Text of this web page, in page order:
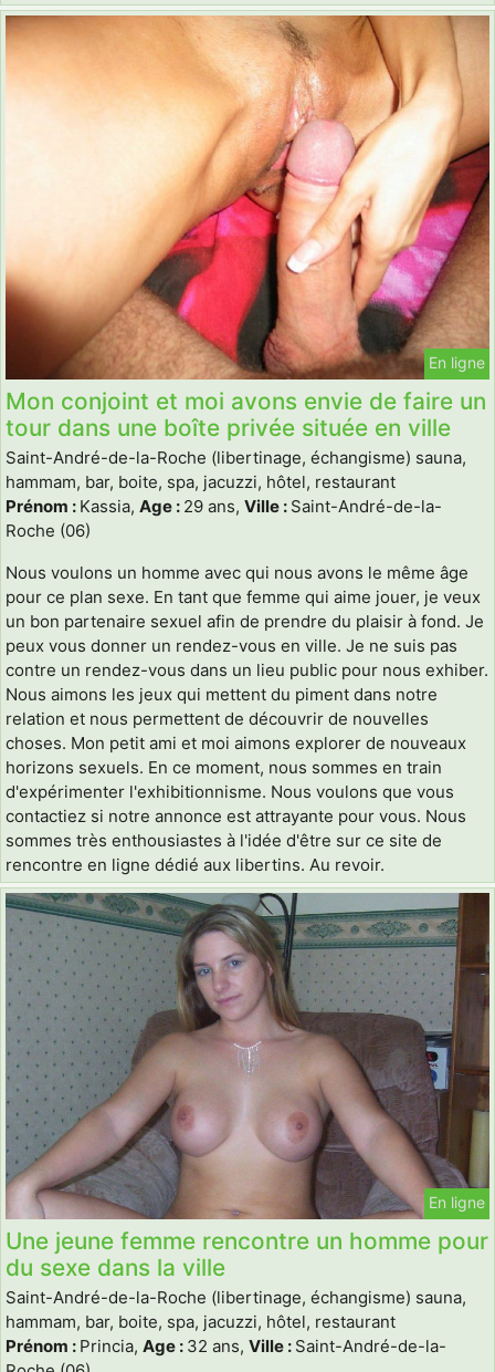
En ligne
Mon conjoint et moi avons envie de faire un
tour dans une boîte privée située en ville
Saint-André-de-la-Roche (libertinage, échangisme) sauna,
hammam, bar, boite, spa, jacuzzi, hôtel, restaurant
Prénom : Kassia, Age : 29 ans, Ville : Saint-André-de-la-
Roche (06)
Nous voulons un homme avec qui nous avons le même âge
pour ce plan sexe. En tant que femme qui aime jouer, je veux
un bon partenaire sexuel afin de prendre du plaisir à fond. Je
peux vous donner un rendez-vous en ville. Je ne suis pas
contre un rendez-vous dans un lieu public pour nous exhiber.
Nous aimons les jeux qui mettent du piment dans notre
relation et nous permettent de découvrir de nouvelles
choses. Mon petit ami et moi aimons explorer de nouveaux
horizons sexuels. En ce moment, nous sommes en train
d'expérimenter l'exhibitionnisme. Nous voulons que vous
contactiez si notre annonce est attrayante pour vous. Nous
sommes très enthousiastes à l'idée d'être sur ce site de
rencontre en ligne dédié aux libertins. Au revoir.
En ligne
Une jeune femme rencontre un homme pour
du sexe dans la ville
Saint-André-de-la-Roche (libertinage, échangisme) sauna,
hammam, bar, boite, spa, jacuzzi, hôtel, restaurant
Prénom : Princia, Age : 32 ans, Ville : Saint-André-de-la-